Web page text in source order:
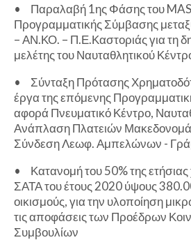
•
Παραλαβή 1ης Φάσης του
Προγραμματικής Σύμβασης
– ΑΝ.ΚΟ. – Π.Ε.Καστοριάς για τη
μελέτης του Ναυταθλητικού
•
Σύνταξη Πρότασης
έργα της επόμενης
αφορά Πνευματικό Κέντρο,
Ανάπλαση Πλατειών
Σύνδεση Λεωφ. Αμπελώνων -
•
Κατανομή του 50% της
ΣΑΤΑ του έτους 2020 ύψους
οικισμούς, για την υλοποίηση
τις αποφάσεις των Προέδρων
Συμβουλίων